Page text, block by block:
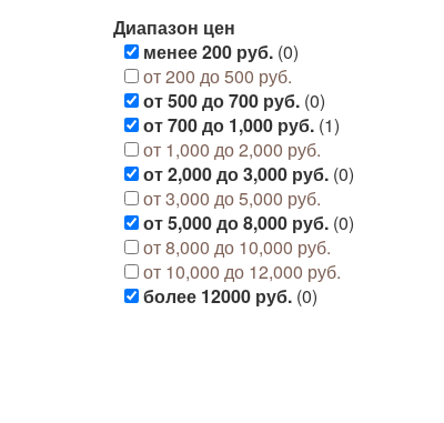
Диапазон цен
менее 200 руб. (0)
от 200 до 500 руб.
от 500 до 700 руб. (0)
от 700 до 1,000 руб. (1)
от 1,000 до 2,000 руб.
от 2,000 до 3,000 руб. (0)
от 3,000 до 5,000 руб.
от 5,000 до 8,000 руб. (0)
от 8,000 до 10,000 руб.
от 10,000 до 12,000 руб.
более 12000 руб. (0)